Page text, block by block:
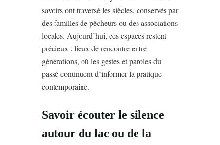
savoirs ont traversé les siècles, conservés par
des familles de pêcheurs ou des associations
locales. Aujourd’hui, ces espaces restent
précieux : lieux de rencontre entre
générations, où les gestes et paroles du
passé continuent d’informer la pratique
contemporaine.
Savoir écouter le silence
autour du lac ou de la